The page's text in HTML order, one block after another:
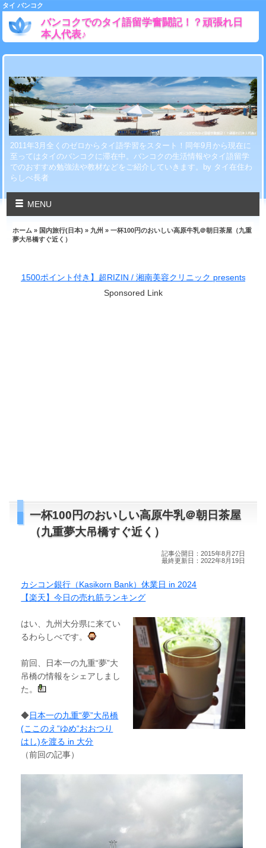
タイ バンコク
バンコクでのタイ語留学奮闘記！？頑張れ日
本人代表♪
2011年3月全くのゼロからタイ語学習をスタート！同年9月から現在に
至ってはタイのバンコクに滞在中。バンコクの生活情報やタイ語留学
でのおすすめ勉強法や教材などをご紹介していきます。by タイ在住わ
らしべ長者
MENU
ホーム » 国内旅行(日本) » 九州 » 一杯100円のおいしい高原牛乳＠朝日茶屋（九重
夢大吊橋すぐ近く）
】超RIZIN / 湘南美容クリニック presents RIZIN.38
Sponsored Link
一杯100円のおいしい高原牛乳＠朝日茶屋
（九重夢大吊橋すぐ近く）
記事公開日：2015年8月27日
最終更新日：2022年8月19日
カシコン銀行（Kasikorn Bank）休業日 in 2024
【楽天】今日の売れ筋ランキング
はい、九州大分県に来てい
るわらしべです。
前回、日本一の九重“夢”大
吊橋の情報をシェアしまし
た。
◆日本一の九重“夢”大吊橋
(ここのえ“ゆめ“おおつり
はし)を渡る in 大分
（前回の記事）